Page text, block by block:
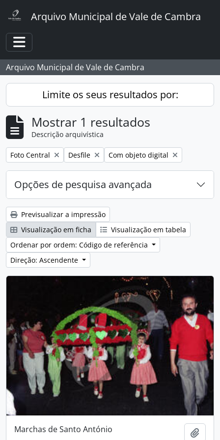
Arquivo Municipal de Vale de Cambra
Toggle navigation
Arquivo Municipal de Vale de Cambra
Limite os seus resultados por:
Mostrar 1 resultados
Descrição arquivística
Remover filtro:
Foto Central Remover filtro:
Desfile Remover filtro:
Com objeto digital
Opções de pesquisa avançada
Previsualizar a impressão
Visualização em ficha
Visualização em tabela
Ordenar por ordem: Código de referência
Direção: Ascendente
Marchas de Santo António